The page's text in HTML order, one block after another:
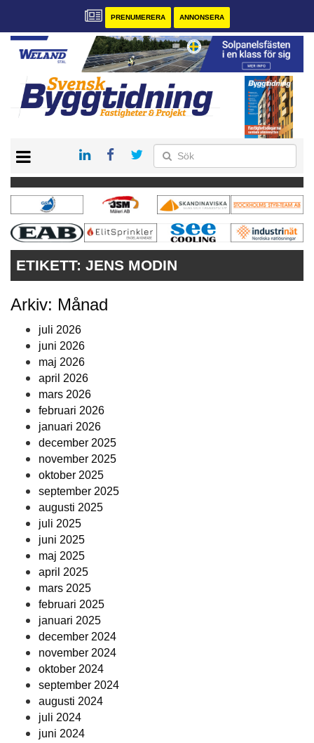
PRENUMERERA ANNONSERA
PRENUMERERA
VÅRA ANDRA MAGASIN
ANNONSERA
KONTAKT
ETIKETT: JENS MODIN
Arkiv: Månad
juli 2026
juni 2026
maj 2026
april 2026
mars 2026
februari 2026
januari 2026
december 2025
november 2025
oktober 2025
september 2025
augusti 2025
juli 2025
juni 2025
maj 2025
april 2025
mars 2025
februari 2025
januari 2025
december 2024
november 2024
oktober 2024
september 2024
augusti 2024
juli 2024
juni 2024